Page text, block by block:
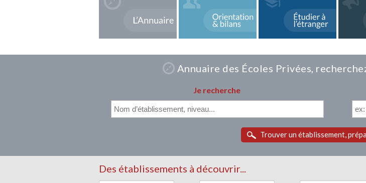
Annuaire des Écoles Privées,
Je recherche
Trouver un établissement,
Des établissements à découvrir...